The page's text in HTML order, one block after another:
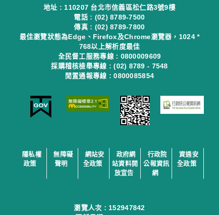
地址 : 110207 台北市信義區松仁路3號9樓
電話 : (02) 8789-7500
傳真 : (02) 8789-7800
最佳瀏覽狀態為Edge、Firefox及Chrome瀏覽器，1024 *
768以上解析度最佳
全民督工服務專線 : 0800009609
採購稽核檢舉專線 : (02) 8789 - 7548
閒置通報專線 : 0800085854
隱私權
政策
無障礙
聲明
網站安
全政策
政府網
站資料開
放宣告
行政院
公報資訊
網
資通安
全政策
瀏覽人次 : 152947842